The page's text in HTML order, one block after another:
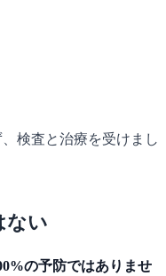
検査と治療を受けまし
ない
の予防ではありませ